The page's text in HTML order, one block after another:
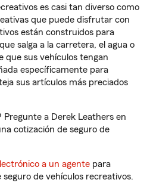
es casi tan diverso como
que puede disfrutar con
están construidos para
salga a la carretera, el agua o
que sus vehículos tengan
específicamente para
sus artículos más preciados
Pregunte a Derek Leathers en
cotización de seguro de
a un agente para
de vehículos recreativos.